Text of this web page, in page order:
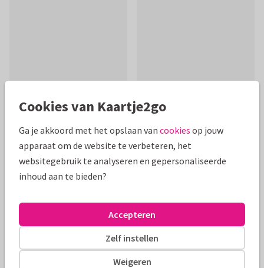
Productinformatie
Grappige kaart voor zijn 18e verjaardag. Eindelijk volwassen!
misschien beter niet tegelijk ;)
Alle kaarten zijn helemaal naar wens aan te passen
deBos Design
Cookies van Kaartje2go
Ga je akkoord met het opslaan van cookies op jouw
apparaat om de website te verbeteren, het
websitegebruik te analyseren en gepersonaliseerde
inhoud aan te bieden?
Weigeren
Zelf instellen
Accepteren